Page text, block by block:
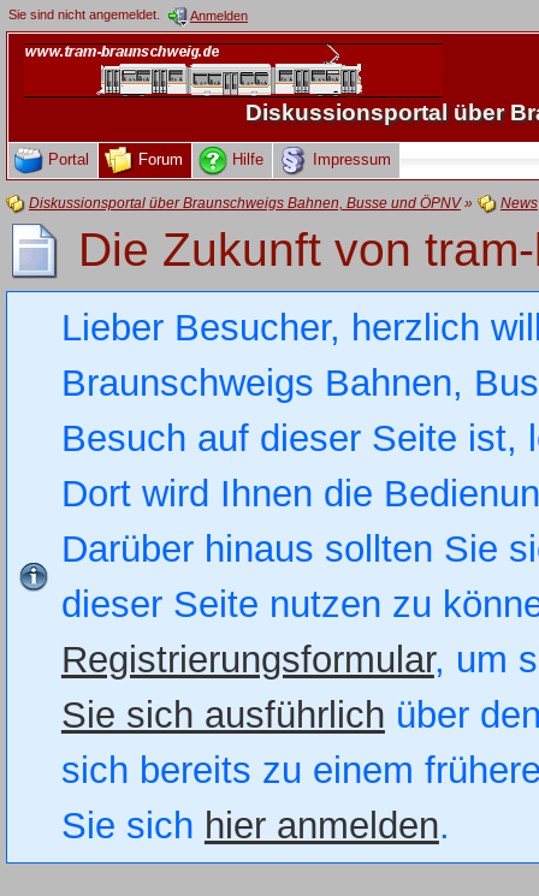
Sie sind nicht angemeldet. Anmelden
Diskussionsportal über
Portal Forum Hilfe Impressum
Diskussionsportal über Braunschweigs Bahnen, Busse und ÖPNV» News
Die Zukunft von
Lieber Besucher, herzlich
Braunschweigs Bahnen,
Besuch auf dieser Seite
Dort wird Ihnen die
Darüber hinaus sollten Sie
dieser Seite nutzen zu
Registrierungsformular, um
Sie sich ausführlich über
sich bereits zu einem
Sie sich hier anmelden.